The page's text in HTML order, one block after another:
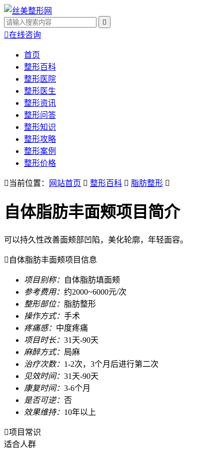

在线咨询
首页
整形百科
整形医院
整形医生
整形资讯
整形问答
整形知识
整形攻略
整形案例
整形价格
 当前位置： 网站首页  整形百科  脂肪整形 
自体脂肪丰面颊项目简介
可以持久性改善面颊部凹陷，美化轮廓，年轻面容。
 自体脂肪丰面颊项目信息
项目别称： 自体脂肪填面颊
参考费用： 约2000~6000元/次
整形部位： 脂肪整形
操作方式： 手术
疼痛感： 中度疼痛
项目时长： 31天-90天
麻醉方式： 局麻
治疗次数： 1-2次，3个月后进行第二次
见效时间： 31天-90天
康复时间： 3-6个月
是否可逆： 否
效果维持： 10年以上
项目常识
适合人群